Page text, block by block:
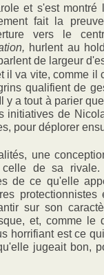
et s'est montré
fait la
vers le
hurlent au
de largeur
il va vite, comme il
qualifient de
y a tout à parier
initiatives de
pour déplorer
une
de sa rivale.
de ce qu'elle
sur son
et, comme le
horrifiant est ce
jugeait bon,